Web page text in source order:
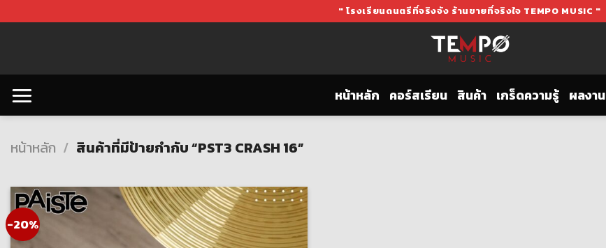
to
" โรงเรียนดนตรีที่จริงจัง ร้านขายที่จริงใจ TEMPO MUSIC "
หน้าหลัก คอร์สเรียน สินค้า เกร็ดความรู้ ผลงาน
หน้าหลัก / สินค้าที่มีป้ายกำกับ “PST3 CRASH 16”
-20%